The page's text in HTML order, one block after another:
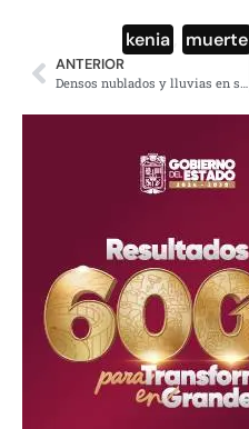
kenia muerte
ANTERIOR
Densos nublados y lluvias en sureste y centro de México